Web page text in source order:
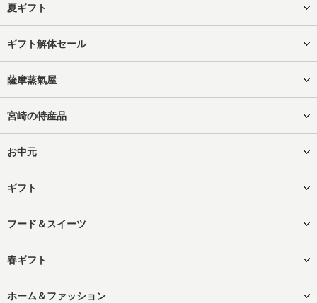
夏ギフト
ギフト解体セール
薩摩蒸氣屋
宮崎の特産品
お中元
ギフト
フード＆スイーツ
春ギフト
ホーム＆ファッション